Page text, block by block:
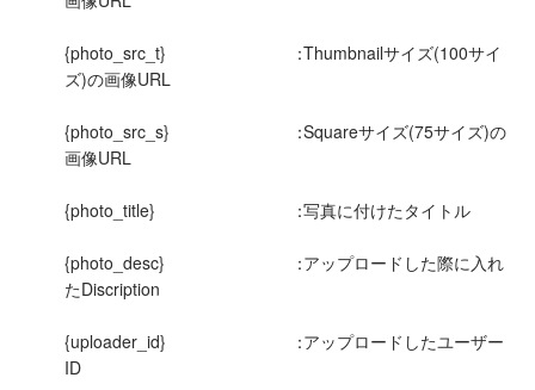
{photo_src_t} ：Thumbnailサイズ(100サイ
ズ)の画像URL
{photo_src_s} ：Squareサイズ(75サイズ)の
画像URL
{photo_title} ：写真に付けたタイトル
{photo_desc} ：アップロードした際に入れ
たDiscription
{uploader_id} ：アップロードしたユーザー
ID